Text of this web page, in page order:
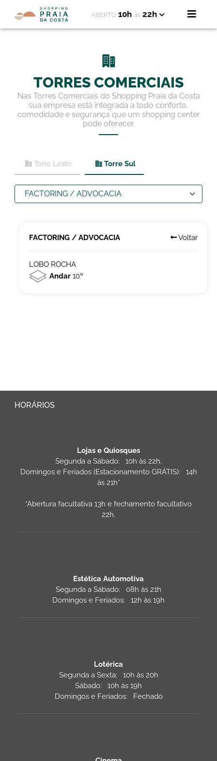
ABERTO 10h às 22h
TORRES COMERCIAIS
Nas Torres Comerciais do Shopping Praia da Costa
sua empresa está integrada a todo conforto,
comodidade e segurança que um shopping center
pode oferecer.
Torre Leste Torre Sul
FACTORING / ADVOCACIA Voltar
LOBO ROCHA
Andar10º
HORÁRIOS
Lojas e Quiosques
Segunda a Sábado: 10h às 22h.
Domingos e Feriados (Estacionamento GRÁTIS): 14h
às 21h*
*Abertura facultativa 13h e fechamento facultativo
22h.
Estética Automotiva
Segunda a Sábado: 08h às 21h
Domingos e Feriados: 12h às 19h
Lotérica
Segunda a Sexta: 10h às 20h
Sábado: 10h às 19h
Domingos e Feriados: Fechado